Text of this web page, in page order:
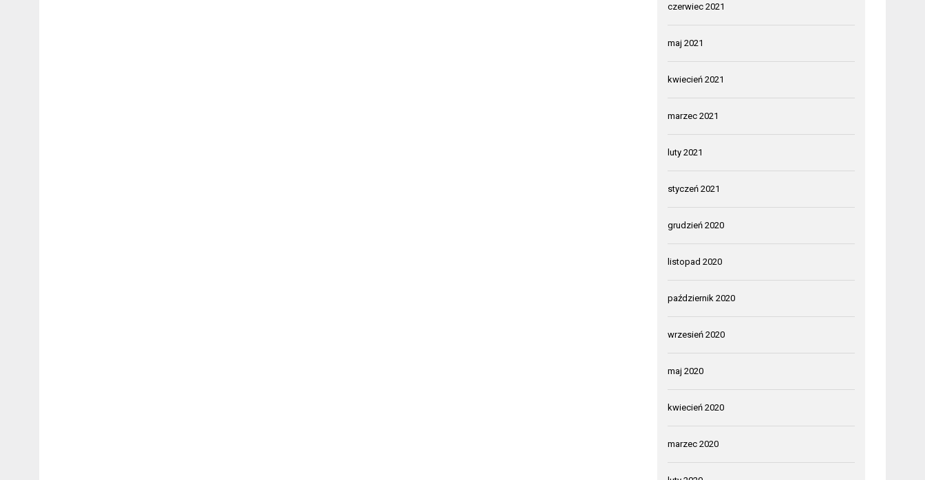
czerwiec 2021
maj 2021
kwiecień 2021
marzec 2021
luty 2021
styczeń 2021
grudzień 2020
listopad 2020
październik 2020
wrzesień 2020
maj 2020
kwiecień 2020
marzec 2020